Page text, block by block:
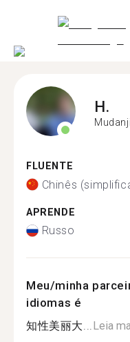
H.
FLUENTE
Chinês
APRENDE
Russo
Meu/minha
idiomas é
知性美丽大...Leia